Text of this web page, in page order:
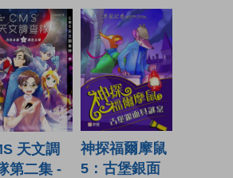
天文調
第二集 -
神探福爾摩鼠
5：古堡銀面